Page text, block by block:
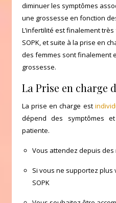
diminuer les symptômes
une grossesse en fonction
L’infertilité est finalement
SOPK, et suite à la prise en
des femmes sont finalement
grossesse.
La Prise en charge
La prise en charge est
dépend des symptômes
patiente.
Vous attendez depuis
Si vous ne supportez
SOPK